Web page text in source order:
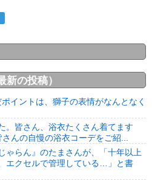
の投稿）
イントは、獅子の表情がなんとなく
。皆さん、浴衣たくさん着てます
んの自慢の浴衣コーデをご紹...
ゃらん』のたまさんが、「十年以上
エクセルで管理している…」と書